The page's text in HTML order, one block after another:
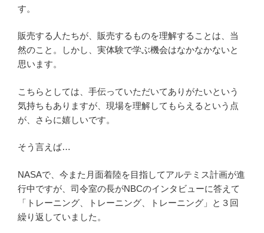
す。
販売する人たちが、販売するものを理解することは、当
然のこと。しかし、実体験で学ぶ機会はなかなかないと
思います。
こちらとしては、手伝っていただいてありがたいという
気持ちもありますが、現場を理解してもらえるという点
が、さらに嬉しいです。
そう言えば…
NASAで、今また月面着陸を目指してアルテミス計画が進
行中ですが、司令室の長がNBCのインタビューに答えて
「トレーニング、トレーニング、トレーニング」と３回
繰り返していました。